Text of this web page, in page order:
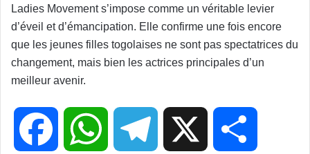
Ladies Movement s’impose comme un véritable levier
d’éveil et d’émancipation. Elle confirme une fois encore
que les jeunes filles togolaises ne sont pas spectatrices du
changement, mais bien les actrices principales d’un
meilleur avenir.